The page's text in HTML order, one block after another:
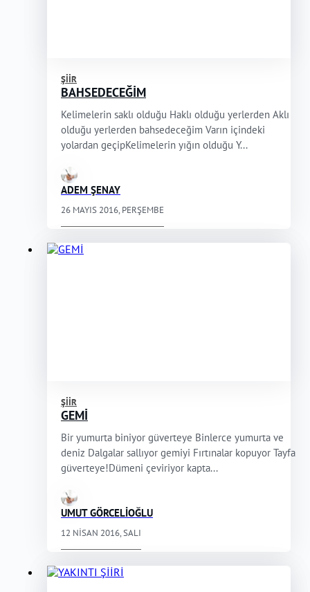
ŞIIR
BAHSEDECEĞİM
Kelimelerin saklı olduğu Haklı olduğu yerlerden Aklı
olduğu yerlerden bahsedeceğim Varın içindeki
yolardan geçipKelimelerin yığın olduğu Y...
ADEM ŞENAY
26 MAYIS 2016, PERŞEMBE
ŞIIR
GEMİ
Bir yumurta biniyor güverteye Binlerce yumurta ve
deniz Dalgalar sallıyor gemiyi Fırtınalar kopuyor Tayfa
güverteye!Dümeni çeviriyor kapta...
UMUT GÖRCELİOĞLU
12 NISAN 2016, SALI